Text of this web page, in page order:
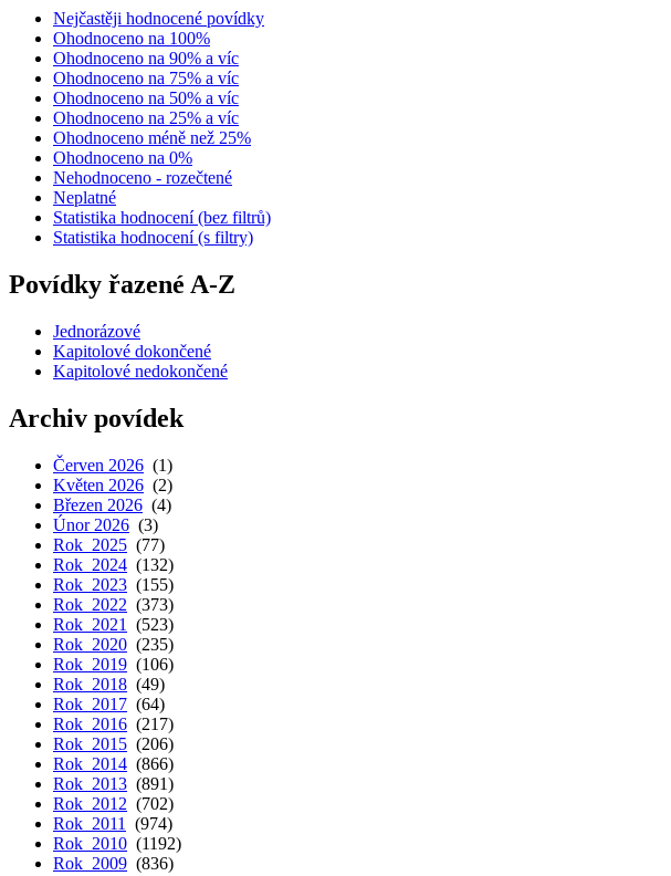
Nejčastěji hodnocené povídky
Ohodnoceno na 100%
Ohodnoceno na 90% a víc
Ohodnoceno na 75% a víc
Ohodnoceno na 50% a víc
Ohodnoceno na 25% a víc
Ohodnoceno méně než 25%
Ohodnoceno na 0%
Nehodnoceno - rozečtené
Neplatné
Statistika hodnocení (bez filtrů)
Statistika hodnocení (s filtry)
Povídky řazené A-Z
Jednorázové
Kapitolové dokončené
Kapitolové nedokončené
Archiv povídek
Červen 2026 (1)
Květen 2026 (2)
Březen 2026 (4)
Únor 2026 (3)
Rok 2025 (77)
Rok 2024 (132)
Rok 2023 (155)
Rok 2022 (373)
Rok 2021
(523)
Rok 2020 (235)
Rok 2019 (106)
Rok 2018 (49)
Rok 2017 (64)
Rok 2016 (217)
Rok 2015 (206)
Rok 2014 (866)
Rok 2013 (891)
Rok 2012 (702)
Rok 2011
(974)
Rok 2010 (1192)
Rok 2009 (836)